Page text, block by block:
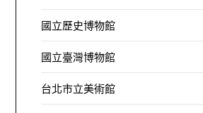
國立歷史博物館
國立臺灣博物館
台北市立美術館